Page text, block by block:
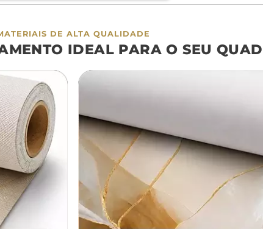
240cm
DE ALTA QUALIDADE
IDEAL PARA O SEU